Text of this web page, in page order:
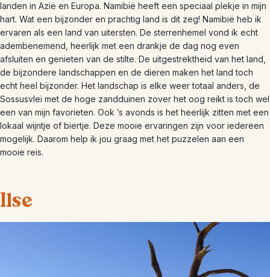
landen in Azië en Europa. Namibië heeft een speciaal plekje in mijn
hart. Wat een bijzonder en prachtig land is dit zeg! Namibië heb ik
ervaren als een land van uitersten. De sterrenhemel vond ik echt
adembenemend, heerlijk met een drankje de dag nog even
afsluiten en genieten van de stilte. De uitgestrektheid van het land,
de bijzondere landschappen en de dieren maken het land toch
echt heel bijzonder. Het landschap is elke weer totaal anders, de
Sossusvlei met de hoge zandduinen zover het oog reikt is toch wel
een van mijn favorieten. Ook ’s avonds is het heerlijk zitten met een
lokaal wijntje of biertje. Deze mooie ervaringen zijn voor iedereen
mogelijk. Daarom help ik jou graag met het puzzelen aan een
mooie reis.
Ilse